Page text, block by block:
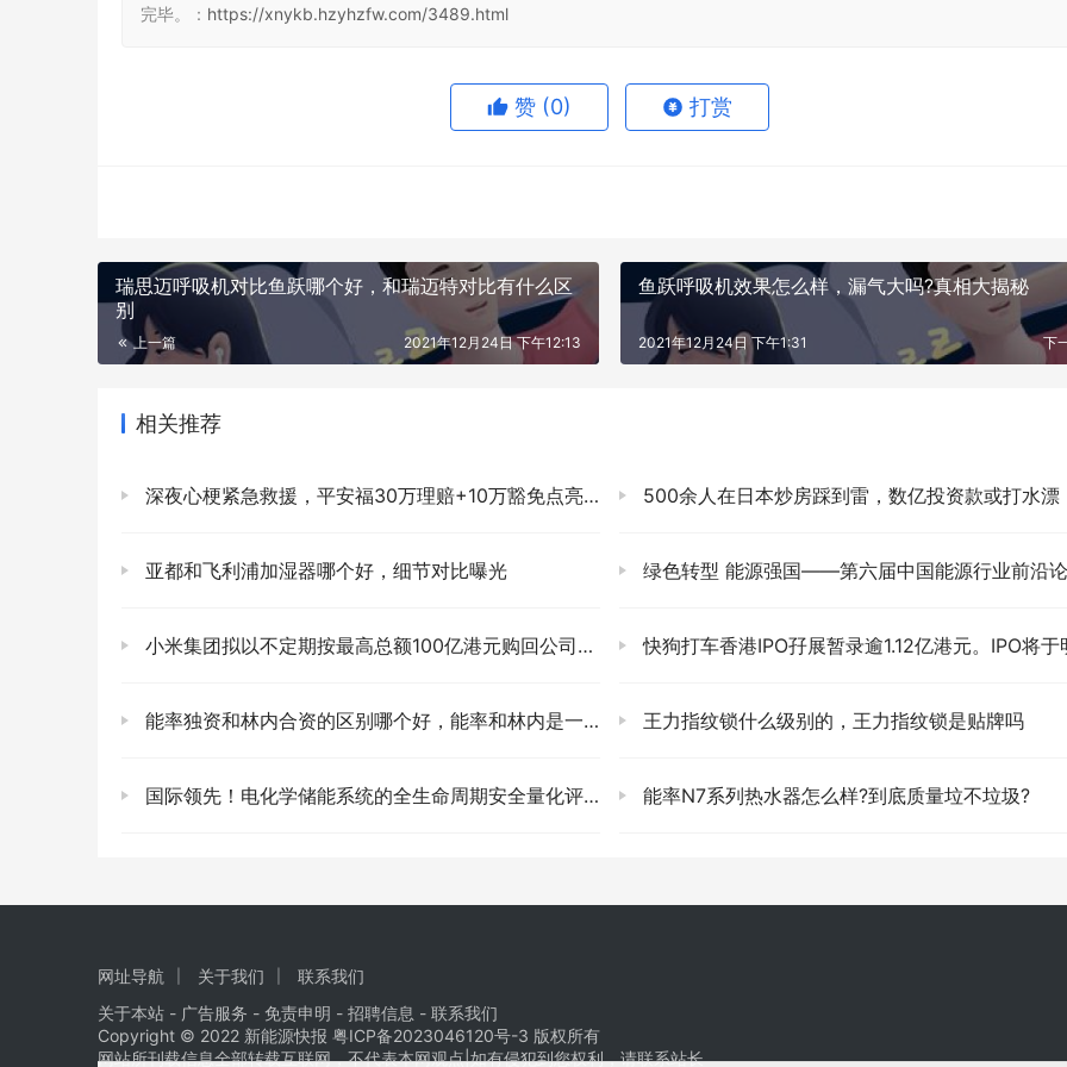
完毕。： https://xnykb.hzyhzfw.com/3489.html
赞 (0) 打赏
瑞思迈呼吸机对比鱼跃哪个好，和瑞迈特对比有什么区
别
上一篇 2021年12月24日 下午12:13
鱼跃呼吸机效果怎么样，漏气大吗?真相大揭秘
下
2021年12月24日 下午1:31
相关推荐
深夜心梗紧急救援，平安福30万理赔+10万豁免点亮生机 500余人在日本炒房踩到雷，数亿投资款或打水漂 海外投资需谨慎
亚都和飞利浦加湿器哪个好，细节对比曝光 绿色转型 能源强国——第六届中国能源行业前沿论坛成功举
小米集团拟以不定期按最高总额100亿港元购回公司股份 快狗打车香港IPO孖展暂录逾1.12亿港元。IPO将于明天结
能率独资和林内合资的区别哪个好，能率和林内是一家公司吗 王力指纹锁什么级别的，王力指纹锁是贴牌吗
国际领先！电化学储能系统的全生命周期安全量化评估体系获权威鉴定 能率N7系列热水器怎么样?到底质量垃不垃圾?
网址导航 关于我们
联系我们
关于本站 - 广告服务 - 免责申明 - 招聘信息 - 联系我们
Copyright © 2022 新能源快报 粤ICP备2023046120号-3 版权所有
网站所刊载信息全部转载互联网，不代表本网观点|如有侵犯到您权利，请联系站长